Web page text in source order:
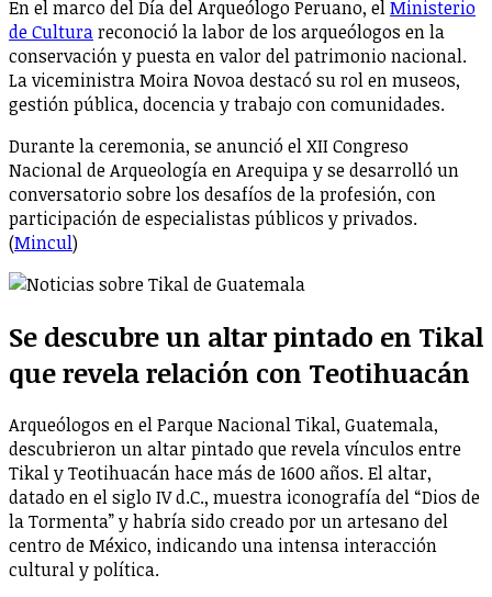
En el marco del Día del Arqueólogo Peruano, elMinisterio
de Culturareconoció la labor de los arqueólogos en la
conservación y puesta en valor del patrimonio nacional.
La viceministra Moira Novoa destacó su rol en museos,
gestión pública, docencia y trabajo con comunidades.
Durante la ceremonia, se anunció el XII Congreso
Nacional de Arqueología en Arequipa y se desarrolló un
conversatorio sobre los desafíos de la profesión, con
participación de especialistas públicos y privados.
(Mincul)
Se descubre un altar pintado en Tikal
que revela relación con Teotihuacán
Arqueólogos en el Parque Nacional Tikal, Guatemala,
descubrieron un altar pintado que revela vínculos entre
Tikal y Teotihuacán hace más de 1600 años. El altar,
datado en el siglo IV d.C., muestra iconografía del “Dios de
la Tormenta” y habría sido creado por un artesano del
centro de México, indicando una intensa interacción
cultural y política.